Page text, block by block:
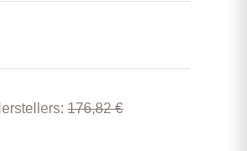
:176,82 €